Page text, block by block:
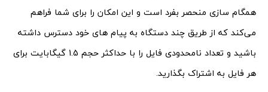
همگام سازی منحصر بفرد است و این امکان را برای شما فراهم
می‌کند که از طریق چند دستگاه به پیام های خود دسترس داشته
باشید و تعداد نامحدودی فایل را با حداکثر حجم 1.5 گیگابایت برای
هر فایل به اشتراک بگذارید.